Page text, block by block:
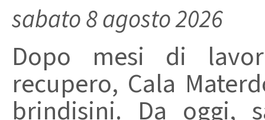
sabato 8 agosto 2026
Dopo mesi di
recupero, Cala
brindisini. Da oggi,